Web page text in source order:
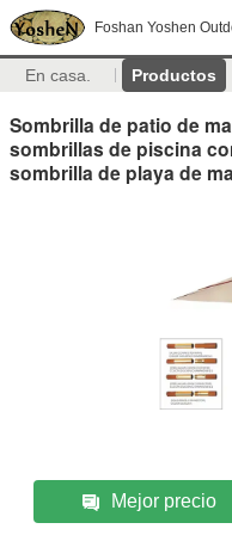
Foshan Yoshen
En casa. Productos
Sombrilla de patio de
sombrillas de piscina
sombrilla de playa de
Mejor precio